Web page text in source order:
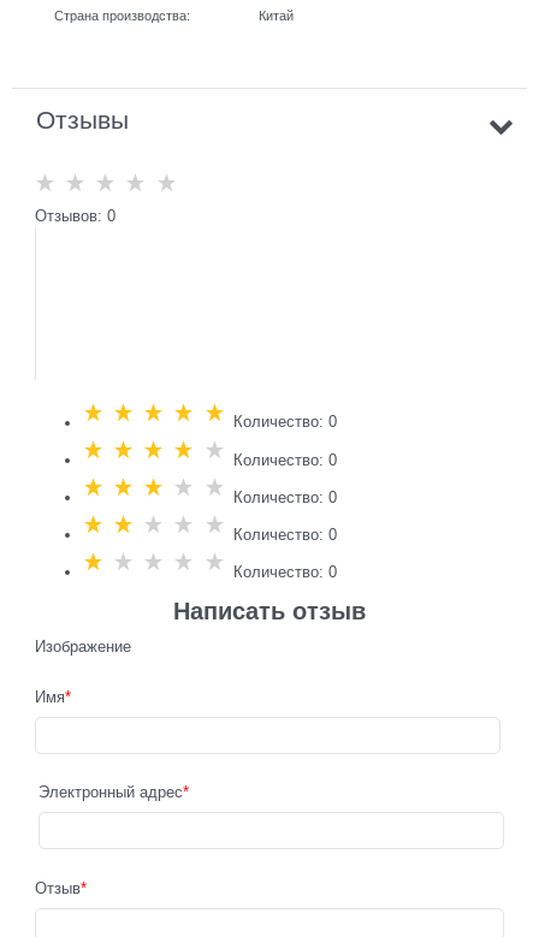
Страна производства: Китай
Отзывы
Отзывов: 0
Количество: 0
Количество: 0
Количество: 0
Количество: 0
Количество: 0
Написать отзыв
Изображение
Имя
Электронный адрес
Отзыв